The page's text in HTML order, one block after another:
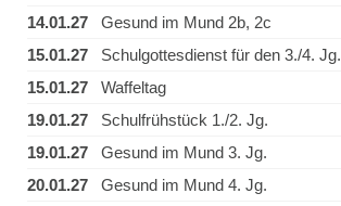
14.01.27 Gesund im Mund 2b, 2c
15.01.27 Schulgottesdienst für den 3./4. Jg.
15.01.27 Waffeltag
19.01.27 Schulfrühstück 1./2. Jg.
19.01.27 Gesund im Mund 3. Jg.
20.01.27 Gesund im Mund 4. Jg.